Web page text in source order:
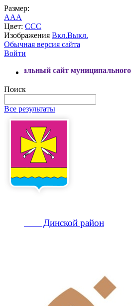
Размер:
AAA
Цвет: CCC
Изображения Вкл.Выкл.
Обычная версия сайта
Войти
сайт муниципального
Поиск
Все результаты
Динской район